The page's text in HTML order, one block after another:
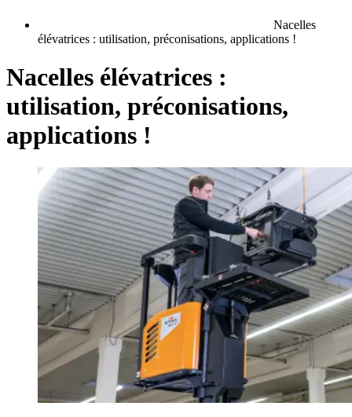
Nacelles
élévatrices : utilisation, préconisations, applications !
Nacelles élévatrices :
utilisation, préconisations,
applications !